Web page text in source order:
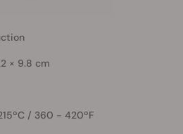
× 9.8 cm
/ 360 - 420ºF